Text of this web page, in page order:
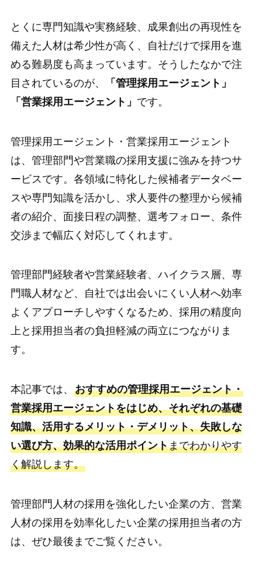
とくに専門知識や実務経験、成果創出の再現性を
備えた人材は希少性が高く、自社だけで採用を進
める難易度も高まっています。そうしたなかで注
目されているのが、
「管理採用エージェント」
「営業採用エージェント」 です。
管理採用エージェント・営業採用エージェント
は、管理部門や営業職の採用支援に強みを持つサ
ービスです。各領域に特化した候補者データベー
スや専門知識を活かし、求人要件の整理から候補
者の紹介、面接日程の調整、選考フォロー、条件
交渉まで幅広く対応してくれます。
管理部門経験者や営業経験者、ハイクラス層、専
門職人材など、自社では出会いにくい人材へ効率
よくアプローチしやすくなるため、採用の精度向
上と採用担当者の負担軽減の両立につながりま
す。
本記事では、 おすすめの管理採用エージェント・
営業採用エージェントをはじめ、それぞれの基礎
知識、活用するメリット・デメリット、失敗しな
い選び方、効果的な活用ポイントまでわかりやす
く解説します。
管理部門人材の採用を強化したい企業の方、営業
人材の採用を効率化したい企業の採用担当者の方
は、ぜひ最後までご覧ください。